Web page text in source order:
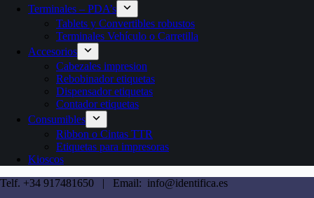
Terminales – PDA’s
Tablets y Convertibles robustos
Terminales Vehículo o Carretilla
Accesorios
Cabezales impresion
Rebobinador etiquetas
Dispensador etiquetas
Contador etiquetas
Consumibles
Ribbon o Cintas TTR
Etiquetas para impresoras
Kioscos
Telf. +34 917481650 | Email: info@identifica.es